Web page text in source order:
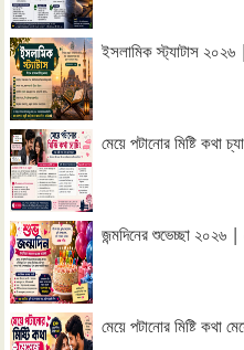
ইসলামিক স্ট্যাটাস
মেয়ে পটানোর মিষ্টি কথা
জন্মদিনের শুভেচ্ছা ২০২৬ |
মেয়ে পটানোর মিষ্টি কথা